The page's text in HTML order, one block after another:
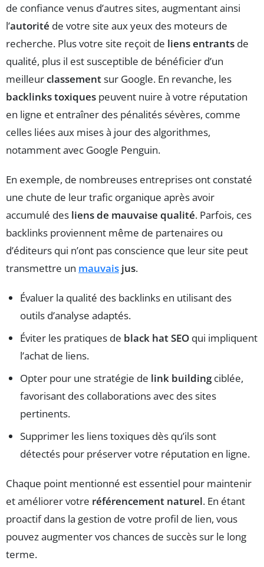
de confiance venus d’autres sites, augmentant ainsi
l’autorité de votre site aux yeux des moteurs de
recherche. Plus votre site reçoit de liens entrants de
qualité, plus il est susceptible de bénéficier d’un
meilleurclassementsur Google. En revanche, les
backlinks toxiques peuvent nuire à votre réputation
en ligne et entraîner des pénalités sévères, comme
celles liées aux mises à jour des algorithmes,
notamment avec Google Penguin.
En exemple, de nombreuses entreprises ont constaté
une chute de leur trafic organique après avoir
accumulé des liens de mauvaise qualité. Parfois, ces
backlinks proviennent même de partenaires ou
d’éditeurs qui n’ont pas conscience que leur site peut
transmettre un mauvais jus.
Évaluer la qualité des backlinks en utilisant des
outils d’analyse adaptés.
Éviter les pratiques de black hat SEO qui impliquent
l’achat de liens.
Opter pour une stratégie de link buildingciblée,
favorisant des collaborations avec des sites
pertinents.
Supprimer les liens toxiques dès qu’ils sont
détectés pour préserver votre réputation en ligne.
Chaque point mentionné est essentiel pour maintenir
et améliorer votre référencement naturel. En étant
proactif dans la gestion de votre profil de lien, vous
pouvez augmenter vos chances de succès sur le long
terme.